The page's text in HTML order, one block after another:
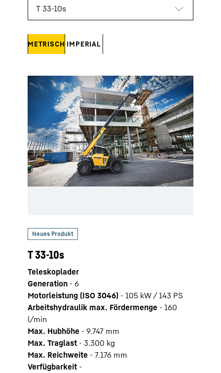
METRISCH IMPERIAL
T 33-10s
Teleskoplader
Generation - 6
Motorleistung (ISO 3046) - 105 kW / 143 PS
Arbeitshydraulik max. Fördermenge - 160
l/min
Max. Hubhöhe - 9.747 mm
Max. Traglast - 3.300 kg
Max. Reichweite - 7.176 mm
Verfügbarkeit -